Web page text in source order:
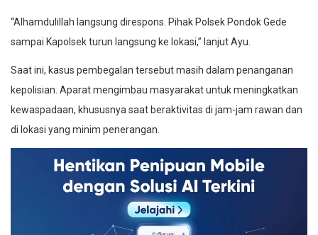
“Alhamdulillah langsung direspons. Pihak Polsek Pondok Gede
sampai Kapolsek turun langsung ke lokasi,” lanjut Ayu.
Saat ini, kasus pembegalan tersebut masih dalam penanganan
kepolisian. Aparat mengimbau masyarakat untuk meningkatkan
kewaspadaan, khususnya saat beraktivitas di jam-jam rawan dan
di lokasi yang minim penerangan.